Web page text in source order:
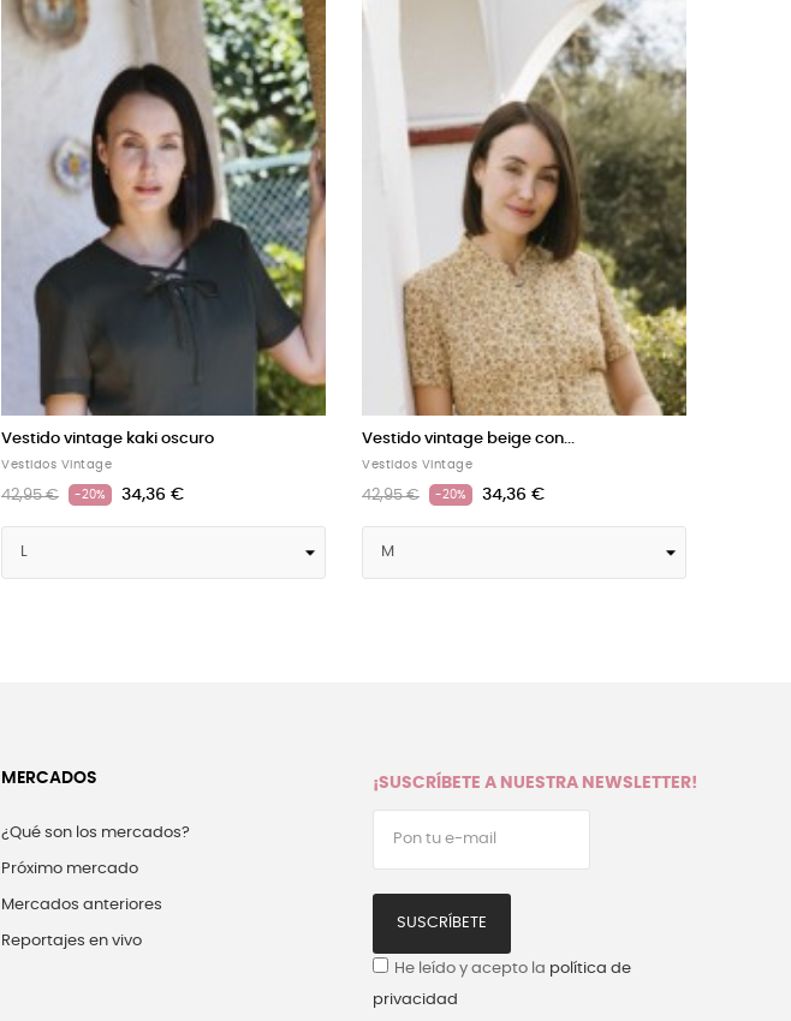
Vestido vintage azul marino...
42,95 €
Vestido vintage rojo
42,95 €
MERCADOS
¿Qué son los mercados?
Próximo mercado
Mercados anteriores
Reportajes en vivo
¡SUSCRÍBETE A NUESTRA NEWSLETTER!
SUSCRÍBETE
He leído y acepto la política de
privacidad